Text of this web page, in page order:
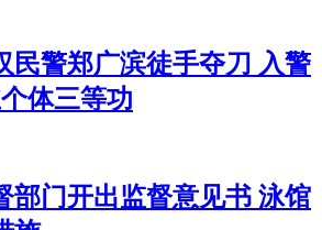
民警郑广滨徒手夺刀 入警
体三等功
部门开出监督意见书 泳馆